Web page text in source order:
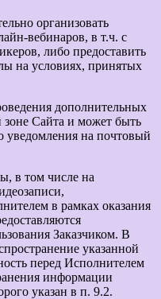
организовать
вебинаров, в т.ч. с
либо предоставить
на условиях, принятых
дополнительных
зоне Сайта и может быть
уведомления на почтовый
в том числе на
в рамках оказания
Заказчиком. В
указанной
перед Исполнителем
информации
указан в п. 9.2.